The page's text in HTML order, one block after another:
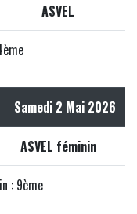
ASVEL
Samedi 2 Mai 2026
ASVEL féminin
: 9ème